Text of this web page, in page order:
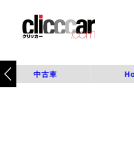
中古車